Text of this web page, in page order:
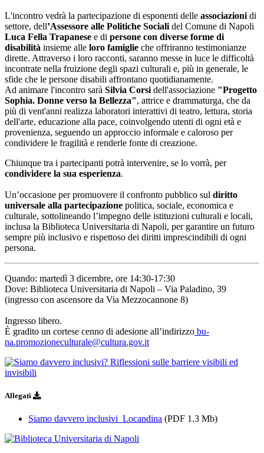
L'incontro vedrà la partecipazione di esponenti delle associazioni di
settore, dell’Assessore alle Politiche Sociali del Comune di Napoli
Luca Fella Trapanese e di persone con diverse forme di
disabilità insieme alle loro famiglie che offriranno testimonianze
dirette. Attraverso i loro racconti, saranno messe in luce le difficoltà
incontrate nella fruizione degli spazi culturali e, più in generale, le
sfide che le persone disabili affrontano quotidianamente.
Ad animare l'incontro sarà Silvia Corsi dell'associazione "Progetto
Sophia. Donne verso la Bellezza", attrice e drammaturga, che da
più di vent'anni realizza laboratori interattivi di teatro, lettura, storia
dell'arte, educazione alla pace, coinvolgendo utenti di ogni età e
provenienza, seguendo un approccio informale e caloroso per
condividere le fragilità e renderle fonte di creazione.
Chiunque tra i partecipanti potrà intervenire, se lo vorrà, per
condividere la sua esperienza.
Un’occasione per promuovere il confronto pubblico sul diritto
universale alla partecipazione politica, sociale, economica e
culturale, sottolineando l’impegno delle istituzioni culturali e locali,
inclusa la Biblioteca Universitaria di Napoli, per garantire un futuro
sempre più inclusivo e rispettoso dei diritti imprescindibili di ogni
persona.
Quando: martedì 3 dicembre, ore 14:30-17:30
Dove: Biblioteca Universitaria di Napoli – Via Paladino, 39
(ingresso con ascensore da Via Mezzocannone 8)
Ingresso libero.
È gradito un cortese cenno di adesione all’indirizzo bu-
na.promozioneculturale@cultura.gov.it
Allegati
Siamo davvero inclusivi_Locandina (PDF 1.3 Mb)